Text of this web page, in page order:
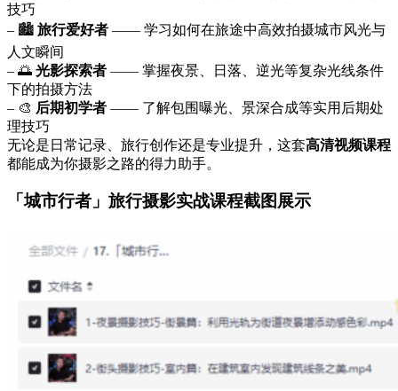
技巧
– 🏙️ 旅行爱好者 —— 学习如何在旅途中高效拍摄城市风光与
人文瞬间
– 🌅 光影探索者 —— 掌握夜景、日落、逆光等复杂光线条件
下的拍摄方法
– 🎨 后期初学者 —— 了解包围曝光、景深合成等实用后期处
理技巧
无论是日常记录、旅行创作还是专业提升，这套高清视频课程
都能成为你摄影之路的得力助手。
「城市行者」旅行摄影实战课程截图展示